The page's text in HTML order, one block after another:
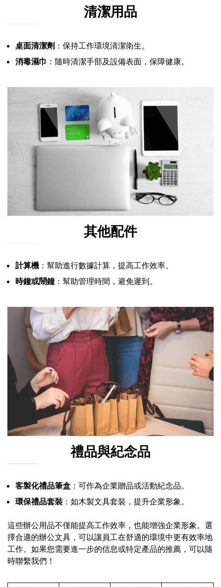
清潔用品
桌面清潔劑 ：保持工作環境清潔衛生。
消毒濕巾 ：隨時清潔手部及設備表面，保障健康。
其他配件
計算機 ：幫助進行數據計算，提高工作效率。
時鐘或鬧鐘：幫助管理時間，避免遲到。
禮品與紀念品
客製化禮品筆盒 ：可作為企業贈品或活動紀念品。
環保禮品套裝 ：如木製文具套裝，提升企業形象。
這些辦公用品不僅能提高工作效率，也能增強企業形象。選
擇合適的辦公文具，可以讓員工在舒適的環境中更有效率地
工作。如果您需要進一步的信息或特定產品的推薦，可以隨
時聯繫我們！